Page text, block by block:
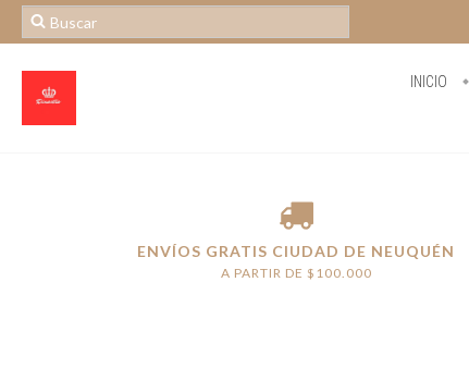
INICIO
ENVÍOS GRATIS CIUDAD DE NEUQUÉN
A PARTIR DE $100.000